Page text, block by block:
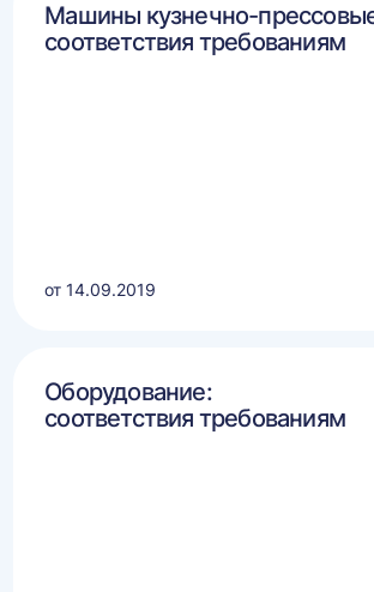
Машины кузнечно-
соответствия требованиям
от 14.09.2019
Оборудование:
соответствия требованиям